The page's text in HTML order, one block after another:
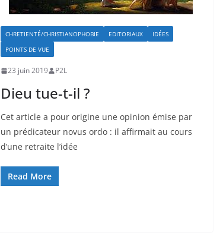
CHRETIENTÉ/CHRISTIANOPHOBIE EDITORIAUX
IDÉES
POINTS DE VUE
23 juin 2019 P2L
Dieu tue-t-il ?
Cet article a pour origine une opinion émise par
un prédicateur novus ordo : il affirmait au cours
d’une retraite l’idée
Read More